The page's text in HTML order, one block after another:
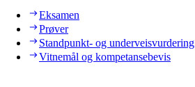
Eksamen
Prøver
Standpunkt- og underveisvurdering
Vitnemål og kompetansebevis